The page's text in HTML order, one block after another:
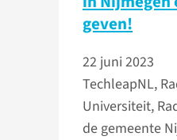
geven!
22 juni 2023
TechleapNL,
Universiteit,
de gemeente